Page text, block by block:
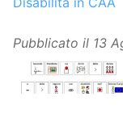
Pubblicato il 13